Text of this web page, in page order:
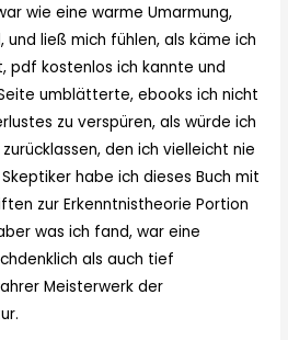
wie eine warme Umarmung,
ließ mich fühlen, als käme ich
pdf kostenlos ich kannte und
umblätterte, ebooks ich nicht
zu verspüren, als würde ich
den ich vielleicht nie
habe ich dieses Buch mit
zur Erkenntnistheorie Portion
was ich fand, war eine
als auch tief
Meisterwerk der